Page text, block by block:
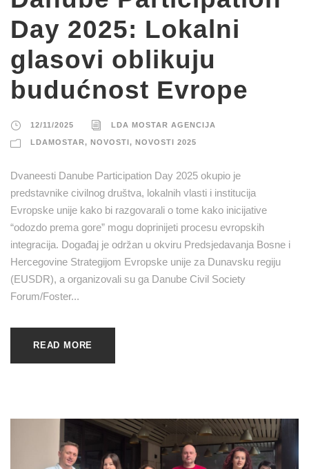
Day 2025: Lokalni
glasovi oblikuju
budućnost Evrope
12/11/2025 LDA MOSTAR AGENCIJA
LDAMOSTAR, NOVOSTI, NOVOSTI 2025
Dvaneesti Danube Participation Day 2025 okupio je
predstavnike civilnog društva, lokalnih vlasti i institucija
Evropske unije kako bi razgovarali o tome kako inicijative
“odozdo prema gore” mogu doprinijeti procesu evropskih
integracija. Događaj je održan u okviru Predsjedavanja Bosne i
Hercegovine Strategijom Evropske unije za Dunavsku regiju
(EUSDR), a organizovali su ga Danube Civil Society
Forum/Foster...
READ MORE